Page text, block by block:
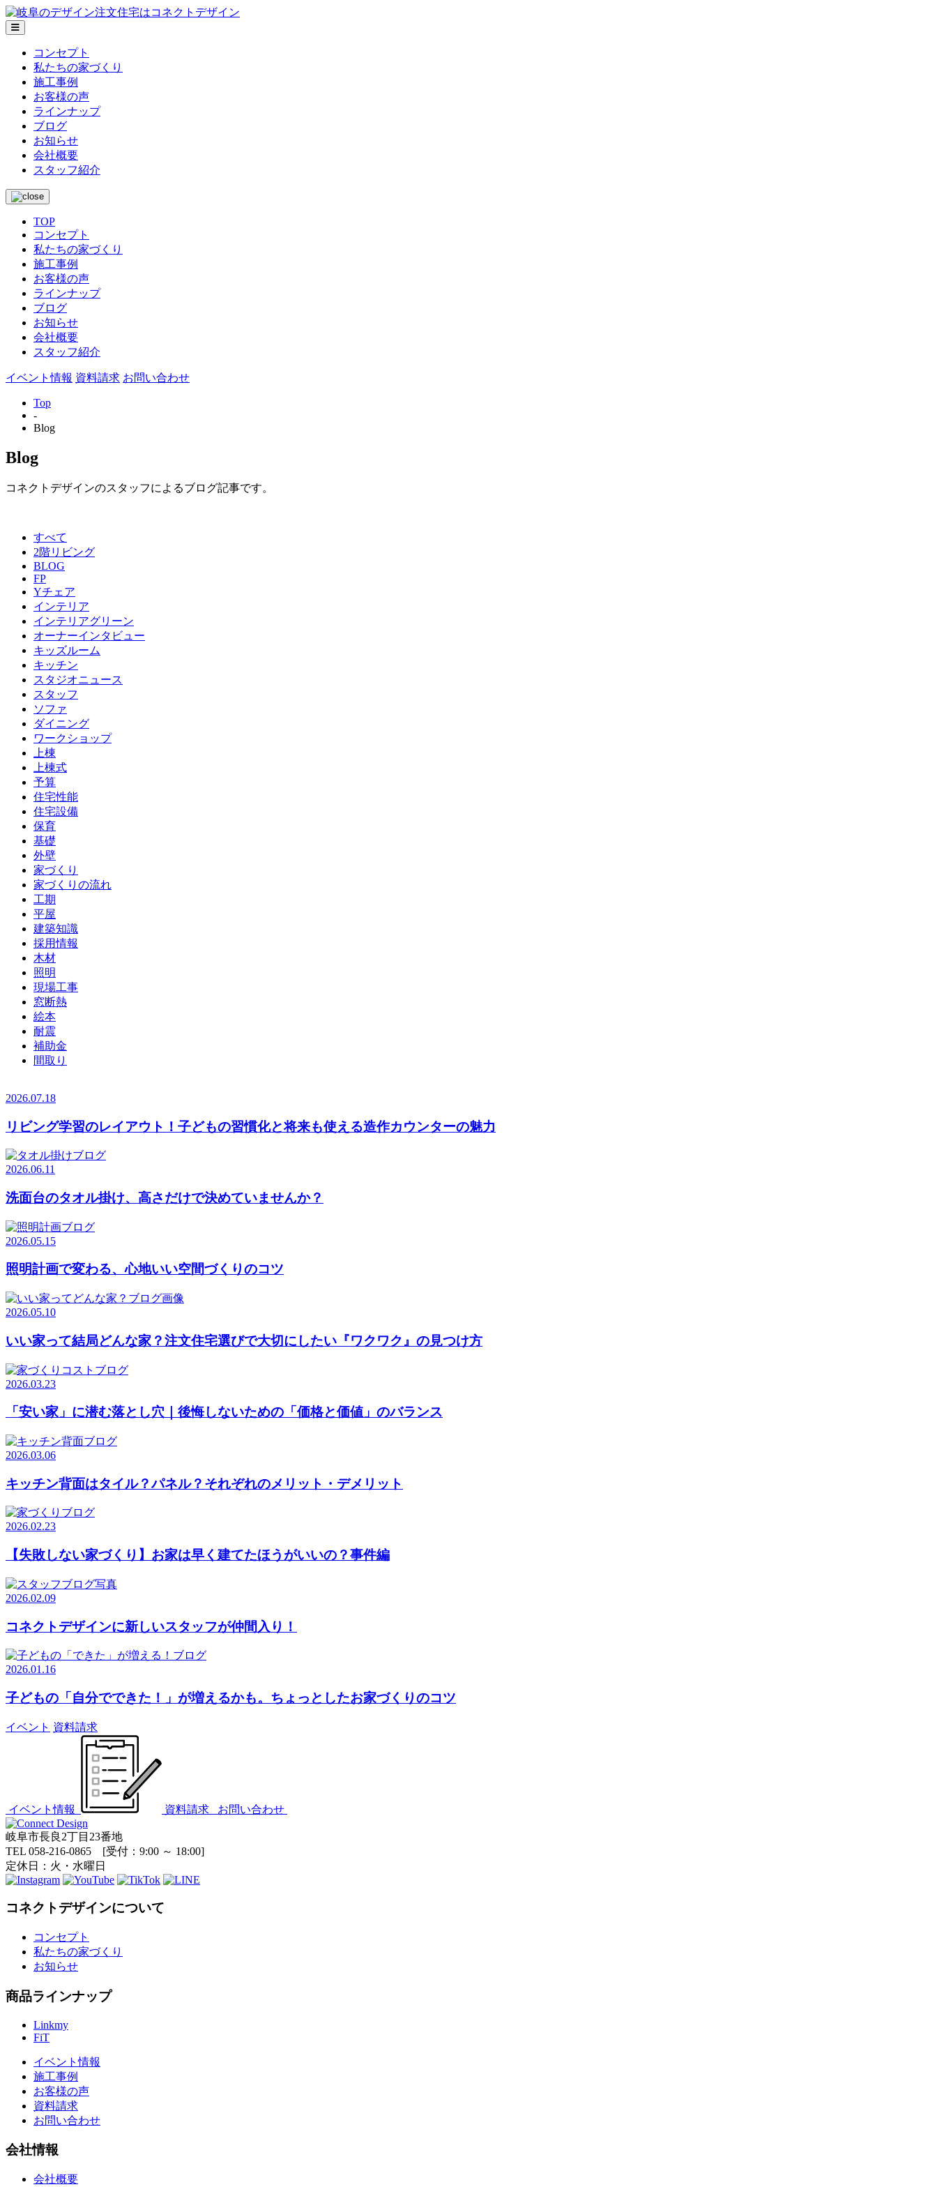
メ
ニ
コンセプト
私たちの家づくり
施工事例
お客様の声
ラインナップ
ブログ
お知らせ
会社概要
スタッフ紹介
TOP
コンセプト
私たちの家づくり
施工事例
お客様の声
ラインナップ
ブログ
お知らせ
会社概要
スタッフ紹介
イベント情報 資料請求 お問い合わせ
Top
-
Blog
Blog
コネクトデザインのスタッフによるブログ記事です。
すべて
2階リビング
BLOG
FP
Yチェア
インテリア
インテリアグリーン
オーナーインタビュー
キッズルーム
キッチン
スタジオニュース
スタッフ
ソファ
ダイニング
ワークショップ
上棟
上棟式
予算
住宅性能
住宅設備
保育
基礎
外壁
家づくり
家づくりの流れ
工期
平屋
建築知識
採用情報
木材
照明
現場工事
窓断熱
絵本
耐震
補助金
間取り
2026.07.18
リビング学習のレイアウト！子どもの習慣化と将来も使える造作カウンターの魅力
2026.06.11
洗面台のタオル掛け、高さだけで決めていませんか？
2026.05.15
照明計画で変わる、心地いい空間づくりのコツ
2026.05.10
いい家って結局どんな家？注文住宅選びで大切にしたい『ワクワク』の見つけ方
2026.03.23
「安い家」に潜む落とし穴｜後悔しないための「価格と価値」のバランス
2026.03.06
キッチン背面はタイル？パネル？それぞれのメリット・デメリット
2026.02.23
【失敗しない家づくり】お家は早く建てたほうがいいの？事件編
2026.02.09
コネクトデザインに新しいスタッフが仲間入り！
2026.01.16
子どもの「自分でできた！」が増えるかも。ちょっとしたお家づくりのコツ
イベント 資料請求
イベント情報 資料請求 お問い合わせ
岐阜市長良2丁目23番地
TEL 058-216-0865 [受付：9:00 ～ 18:00]
定休日：火・水曜日
コネクトデザインについて
コンセプト
私たちの家づくり
お知らせ
商品ラインナップ
Linkmy
FiT
イベント情報
施工事例
お客様の声
資料請求
お問い合わせ
会社情報
会社概要